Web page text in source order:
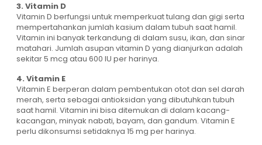
3. Vitamin D
Vitamin D berfungsi untuk memperkuat tulang dan gigi serta
mempertahankan jumlah kasium dalam tubuh saat hamil.
Vitamin ini banyak terkandung di dalam susu, ikan, dan sinar
matahari. Jumlah asupan vitamin D yang dianjurkan adalah
sekitar 5 mcg atau 600 IU per harinya.
4. Vitamin E
Vitamin E berperan dalam pembentukan otot dan sel darah
merah, serta sebagai antioksidan yang dibutuhkan tubuh
saat hamil. Vitamin ini bisa ditemukan di dalam kacang-
kacangan, minyak nabati, bayam, dan gandum. Vitamin E
perlu dikonsumsi setidaknya 15 mg per harinya.